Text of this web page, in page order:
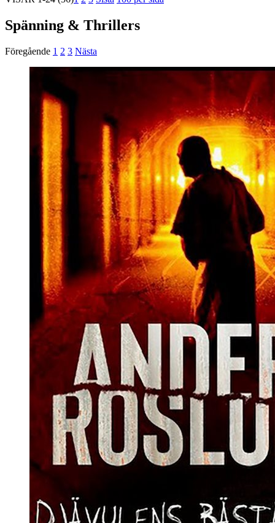
Spänning & Thrillers
Föregående 1 2 3 Nästa